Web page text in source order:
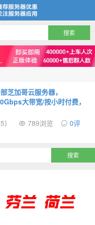
芝加哥云服务器，
大带宽/按小时付费，
789浏览
0评